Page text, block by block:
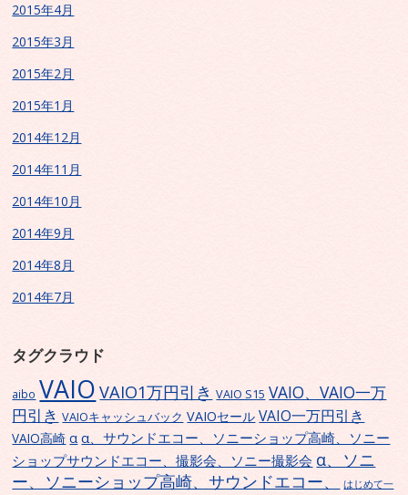
2015年4月
2015年3月
2015年2月
2015年1月
2014年12月
2014年11月
2014年10月
2014年9月
2014年8月
2014年7月
タグクラウド
aibo VAIO VAIO1万円引き VAIO S15 VAIO、VAIO一万
円引き VAIOキャッシュバック VAIOセール VAIO一万円引き
VAIO高崎 α α、サウンドエコー、ソニーショップ高崎、ソニー
ショップサウンドエコー、撮影会、ソニー撮影会 α、ソニ
ー、ソニーショップ高崎、サウンドエコー、
はじめて一